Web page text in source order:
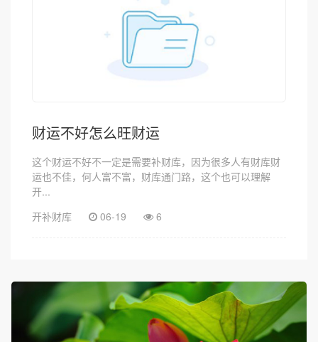
财运不好怎么旺财运
这个财运不好不一定是需要补财库，因为很多人有财库财
运也不佳，何人富不富，财库通门路，这个也可以理解
开...
开补财库
06-19 6